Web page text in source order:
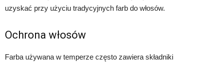
uzyskać przy użyciu tradycyjnych farb do włosów.
Ochrona włosów
Farba używana w temperze często zawiera składniki